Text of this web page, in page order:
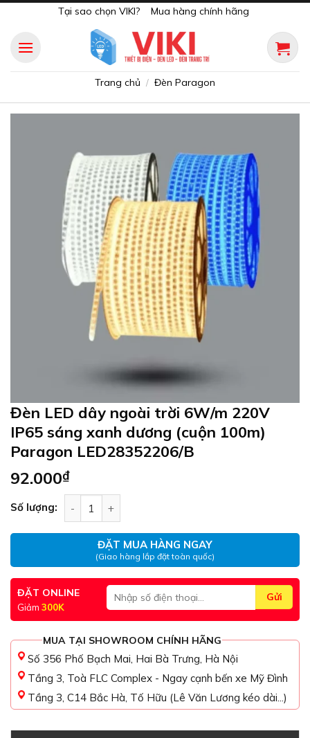
content
Tại sao chọn VIKI? Mua hàng chính hãng
Trang chủ / Đèn Paragon
Đèn LED dây ngoài trời 6W/m 220V
IP65 sáng xanh dương (cuộn 100m)
Paragon LED28352206/B
92.000₫
Số lượng:
ĐẶT MUA HÀNG NGAY
(Giao hàng lắp đặt toàn quốc)
ĐẶT ONLINE
Giảm 300K
MUA TẠI SHOWROOM CHÍNH HÃNG
Số 356 Phố Bạch Mai, Hai Bà Trưng, Hà Nội
Tầng 3, Toà FLC Complex - Ngay cạnh bến xe Mỹ Đình
Tầng 3, C14 Bắc Hà, Tố Hữu (Lê Văn Lương kéo dài...)